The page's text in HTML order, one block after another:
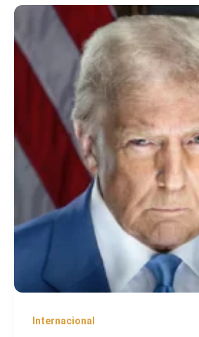
Internacional